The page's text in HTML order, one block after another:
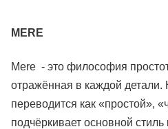
M ERE
Mere - это философия
отражённая в каждой детали.
переводится как «простой»,
подчёркивает основной